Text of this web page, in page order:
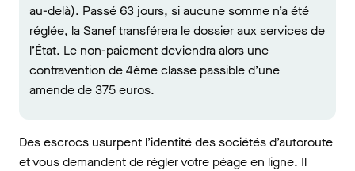
au-delà). Passé 63 jours, si aucune somme n’a été
réglée, la Sanef transférera le dossier aux services de
l’État. Le non-paiement deviendra alors une
contravention de 4ème classe passible d’une
amende de 375 euros.
Des escrocs usurpent l’identité des sociétés d’autoroute
et vous demandent de régler votre péage en ligne. Il